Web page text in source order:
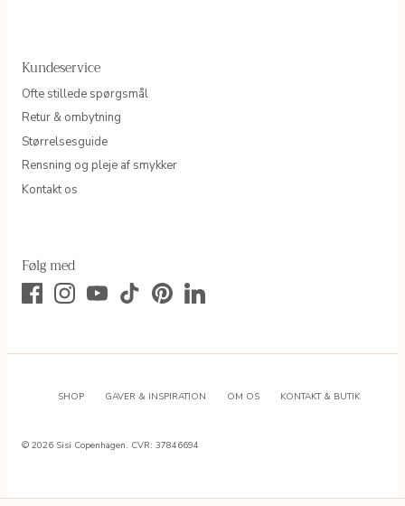
Kundeservice
Ofte stillede spørgsmål
Retur & ombytning
Størrelsesguide
Rensning og pleje af smykker
Kontakt os
Følg med
SHOP GAVER & INSPIRATION OM OS KONTAKT & BUTIK
© 2026 Sisi Copenhagen. CVR: 37846694